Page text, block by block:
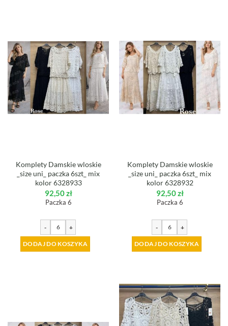
Komplety Damskie wloskie
_size uni_ paczka 6szt_ mix
kolor 6328933
92,50zł
Paczka 6
- +
DODAJ DO KOSZYKA
Komplety Damskie wloskie
_size uni_ paczka 6szt_ mix
kolor 6328932
92,50zł
Paczka 6
- +
DODAJ DO KOSZYKA